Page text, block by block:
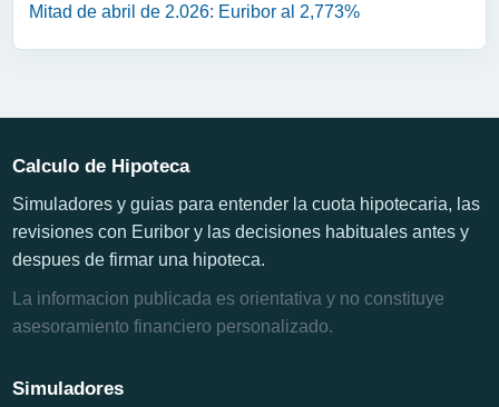
Mitad de abril de 2.026: Euribor al 2,773%
Calculo de Hipoteca
Simuladores y guias para entender la cuota hipotecaria, las
revisiones con Euribor y las decisiones habituales antes y
despues de firmar una hipoteca.
La informacion publicada es orientativa y no constituye
asesoramiento financiero personalizado.
Simuladores